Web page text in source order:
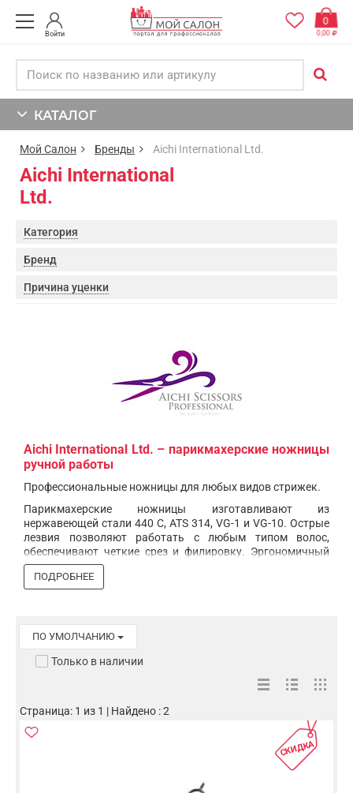
Войти
0
0,00
КАТАЛОГ
Мой Салон Бренды Aichi International Ltd.
Aichi International
Ltd.
Категория
Бренд
Причина уценки
Aichi International Ltd. – парикмахерские ножницы
ручной работы
Профессиональные ножницы для любых видов стрижек.
Парикмахерские ножницы изготавливают из
нержавеющей стали 440 С, ATS 314, VG-1 и VG-10. Острые
лезвия позволяют работать с любым типом волос,
обеспечивают четкие срез и филировку. Эргономичный
дизайн дарит комфорт руке – без напряжения мышц
запястья. Матовые ручки на некоторых моделях
ПОДРОБНЕЕ
ПО УМОЛЧАНИЮ
Только в наличии
Страница: 1 из 1 | Найдено : 2
СКИДКА